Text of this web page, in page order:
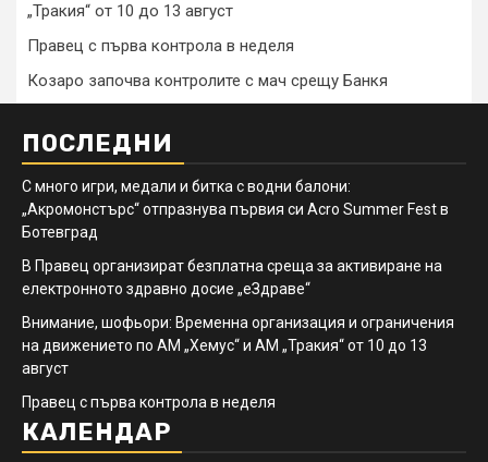
„Тракия“ от 10 до 13 август
Правец с първа контрола в неделя
Козаро започва контролите с мач срещу Банкя
ПОСЛЕДНИ
С много игри, медали и битка с водни балони:
„Акромонстърс“ отпразнува първия си Acro Summer Fest в
Ботевград
В Правец организират безплатна среща за активиране на
електронното здравно досие „еЗдраве“
Внимание, шофьори: Временна организация и ограничения
на движението по АМ „Хемус“ и АМ „Тракия“ от 10 до 13
август
Правец с първа контрола в неделя
КАЛЕНДАР